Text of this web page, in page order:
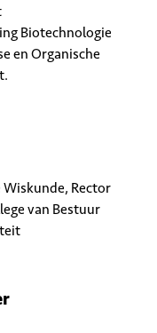
Biotechnologie
en Organische
Rector
van Bestuur